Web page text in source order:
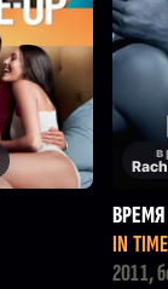
в
ВРЕМЯ
IN TIME
2011,